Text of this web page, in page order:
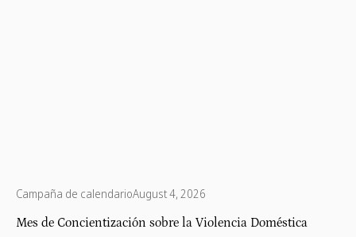
Campaña de calendarioAugust 4, 2026
Mes de Concientización sobre la Violencia Doméstica